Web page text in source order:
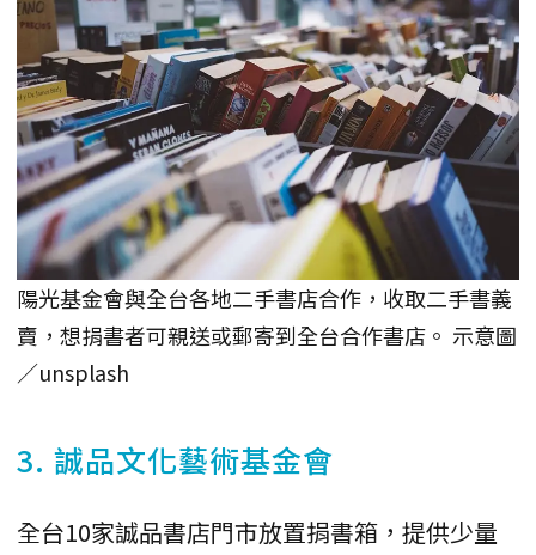
陽光基金會與全台各地二手書店合作，收取二手書義
賣，想捐書者可親送或郵寄到全台合作書店。 示意圖
／unsplash
3. 誠品文化藝術基金會
全台10家誠品書店門市放置捐書箱，提供少量